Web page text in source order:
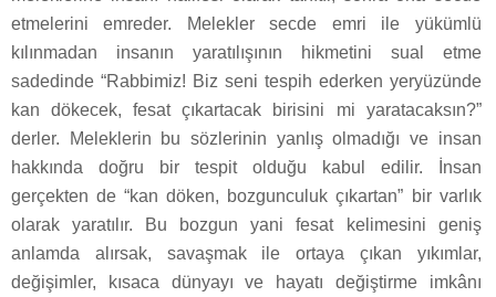
etmelerini emreder. Melekler secde emri ile yükümlü
kılınmadan insanın yaratılışının hikmetini sual etme
sadedinde “Rabbimiz! Biz seni tespih ederken yeryüzünde
kan dökecek, fesat çıkartacak birisini mi yaratacaksın?”
derler. Meleklerin bu sözlerinin yanlış olmadığı ve insan
hakkında doğru bir tespit olduğu kabul edilir. İnsan
gerçekten de “kan döken, bozgunculuk çıkartan” bir varlık
olarak yaratılır. Bu bozgun yani fesat kelimesini geniş
anlamda alırsak, savaşmak ile ortaya çıkan yıkımlar,
değişimler, kısaca dünyayı ve hayatı değiştirme imkânı